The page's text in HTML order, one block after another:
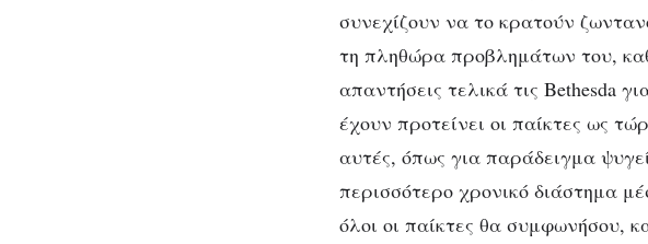
gaming
συνεχίζουν να το κρατούν
τη πληθώρα προβλημάτων του,
απαντήσεις τελικά τις Bethesda
έχουν προτείνει οι παίκτες ως
αυτές, όπως για παράδειγμα
περισσότερο χρονικό διάστημα
όλοι οι παίκτες θα συμφωνήσου,